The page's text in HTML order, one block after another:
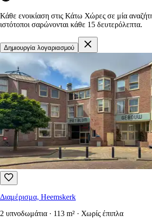
Κάθε ενοικίαση στις Κάτω Χώρες σε μία
ιστότοποι σαρώνονται κάθε 15 δευτερόλεπτα.
Δημιουργία λογαριασμού
Διαμέρισμα, Heemskerk
2 υπνοδωμάτια · 113 m² · Χωρίς έπιπλα